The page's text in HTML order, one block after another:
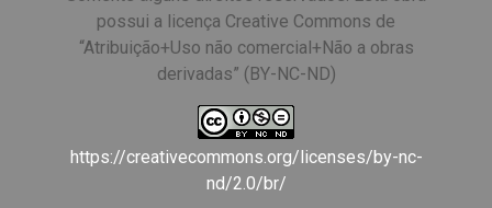
possui a licença Creative Commons de
“Atribuição+Uso não comercial+Não a obras
derivadas” (BY-NC-ND)
https://creativecommons.org/licenses/by-nc-
nd/2.0/br/